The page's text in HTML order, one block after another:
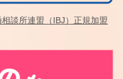
談所連盟（IBJ）正規加盟